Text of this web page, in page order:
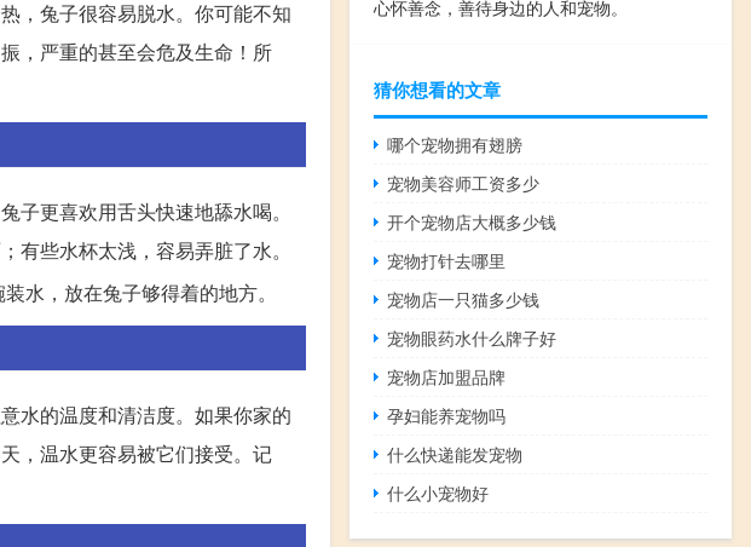
，兔子很容易脱水。你可能不知
，严重的甚至会危及生命！所
更喜欢用舌头快速地舔水喝。
些水杯太浅，容易弄脏了水。
水，放在兔子够得着的地方。
水的温度和清洁度。如果你家的
，温水更容易被它们接受。记
心怀善念，善待身边的人和宠物。
猜你想看的文章
哪个宠物拥有翅膀
宠物美容师工资多少
开个宠物店大概多少钱
宠物打针去哪里
宠物店一只猫多少钱
宠物眼药水什么牌子好
宠物店加盟品牌
孕妇能养宠物吗
什么快递能发宠物
什么小宠物好